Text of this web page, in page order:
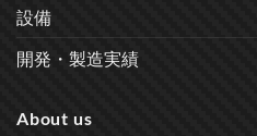
設備
開発・製造実績
About us